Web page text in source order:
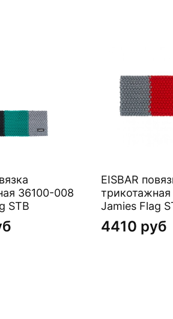
36100-008
STB
EISBAR
Jamies Flag
4410 руб